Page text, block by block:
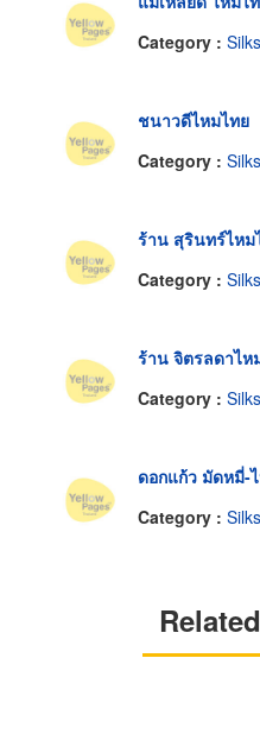
Category :
ชนาวดีไหมไทย
Category :
ร้าน สุรินทร์ไหม
Category :
ร้าน จิตรลดาไห
Category :
ดอกแก้ว มัดหมี่-
Category :